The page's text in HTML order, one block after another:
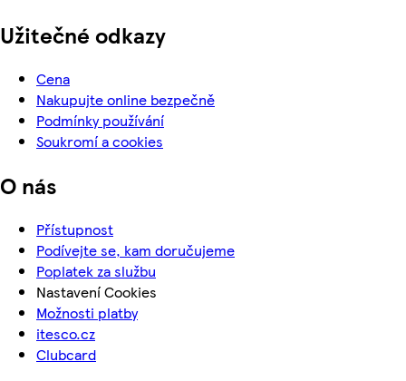
Užitečné odkazy
Cena
Nakupujte online bezpečně
Podmínky používání
Soukromí a cookies
O nás
Přístupnost
Podívejte se, kam doručujeme
Poplatek za službu
Nastavení Cookies
Možnosti platby
itesco.cz
Clubcard